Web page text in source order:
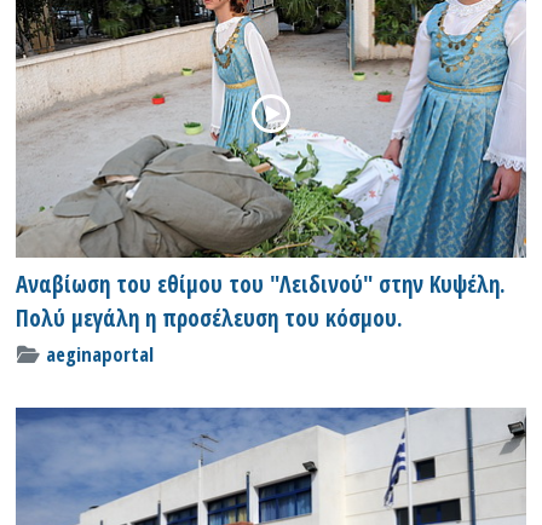
Αναβίωση του εθίμου του "Λειδινού" στην Κυψέλη.
Πολύ μεγάλη η προσέλευση του κόσμου.
aeginaportal